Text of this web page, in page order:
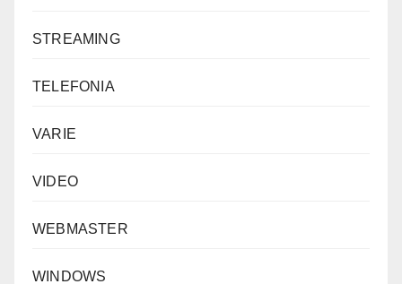
STREAMING
TELEFONIA
VARIE
VIDEO
WEBMASTER
WINDOWS